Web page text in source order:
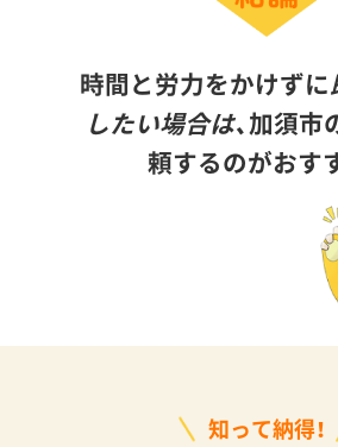
時間と労力をかけずに
したい場合は、加須市
頼するのがおす
知って納得！